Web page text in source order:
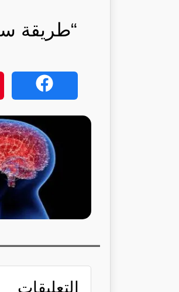
“طريقة
التعليقات